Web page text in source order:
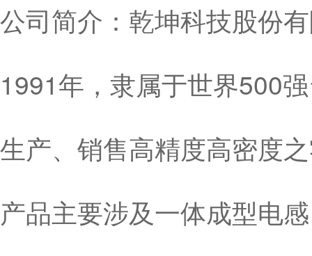
公司简介：乾坤科技股份
1991年，隶属于世界500
生产、销售高精度高密度
产品主要涉及一体成型电